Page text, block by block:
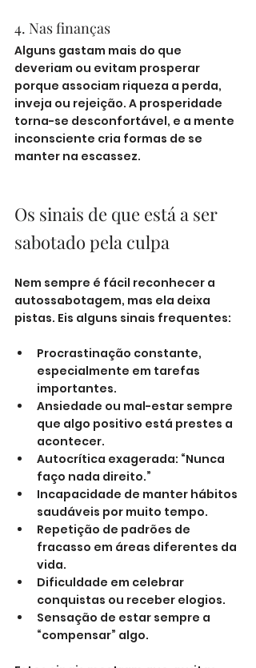
4. Nas finanças
Alguns gastam mais do que
deveriam ou evitam prosperar
porque associam riqueza a perda,
inveja ou rejeição. A prosperidade
torna-se desconfortável, e a mente
inconsciente cria formas de se
manter na escassez.
Os sinais de que está a ser
sabotado pela culpa
Nem sempre é fácil reconhecer a
autossabotagem, mas ela deixa
pistas. Eis alguns sinais frequentes:
Procrastinação constante,
especialmente em tarefas
importantes.
Ansiedade ou mal-estar sempre
que algo positivo está prestes a
acontecer.
Autocrítica exagerada: “Nunca
faço nada direito.”
Incapacidade de manter hábitos
saudáveis por muito tempo.
Repetição de padrões de
fracasso em áreas diferentes da
vida.
Dificuldade em celebrar
conquistas ou receber elogios.
Sensação de estar sempre a
“compensar” algo.